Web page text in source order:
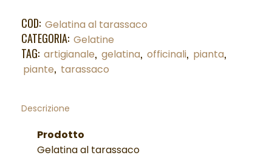
COD: Gelatina al tarassaco
CATEGORIA: Gelatine
TAG: artigianale, gelatina, officinali, pianta,
piante, tarassaco
Descrizione
Prodotto
Gelatina al tarassaco